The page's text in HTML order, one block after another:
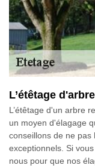
L’étêtage
L’étêtage d'un arbre
un moyen d'élagage
conseillons de ne pas
exceptionnels. Si
nous pour que nos